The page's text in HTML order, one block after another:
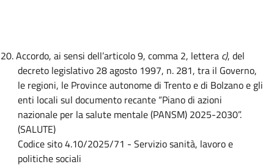
20. Accordo, ai sensi dell’articolo 9, comma 2, lettera c), del
decreto legislativo 28 agosto 1997, n. 281, tra il Governo,
le regioni, le Province autonome di Trento e di Bolzano e gli
enti locali sul documento recante “Piano di azioni
nazionale per la salute mentale (PANSM) 2025-2030”.
(SALUTE)
Codice sito 4.10/2025/71 - Servizio sanità, lavoro e
politiche sociali